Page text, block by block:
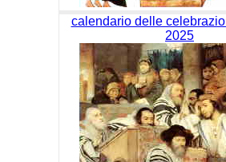
calendario delle
2025